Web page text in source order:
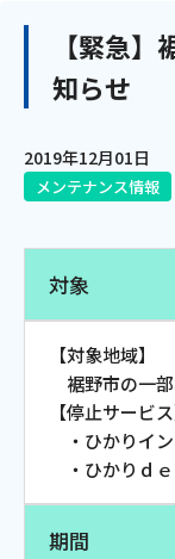
おトクな情
【緊急
知らせ
2019年12月01日
メンテナンス情報
対象
【対象地域】
裾野市の一
【停止サービス
・ひかりイ
・ひかりｄ
期間